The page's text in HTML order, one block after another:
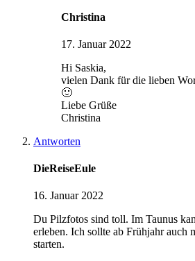
Christina
17. Januar 2022
Hi Saskia,
vielen Dank für die lieben
🙂
Liebe Grüße
Christina
Antworten
DieReiseEule
16. Januar 2022
Du Pilzfotos sind toll. Im Taunus
erleben. Ich sollte ab Frühjahr auch
starten.